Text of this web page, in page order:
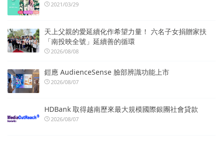
2021/03/29
天上父親的愛延續化作希望力量！ 六名子女捐贈家扶
「南投映全號」延續善的循環
2026/08/08
鎧應 AudienceSense 臉部辨識功能上市
2026/08/07
HDBank 取得越南歷來最大規模國際銀團社會貸款
2026/08/07